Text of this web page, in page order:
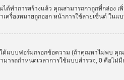
ำการสร้างแล้ว คุณสามารถกาถูกที่กล่อง เ
รื่องหมายถูกออก หน้าการใช้ลายเซ็นต์ ในแ
บบฟอร์มกรอกข้อความ (ถ้าคุณหาไม่พบ คุ
ารถกำหนดเวลาการใช้แบบสำรวจ, 0 คือไม่